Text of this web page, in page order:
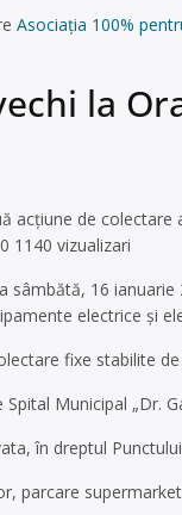
Asociația 100%
la
acțiune de colectare
1140 vizualizari
sâmbătă, 16 ianuarie
electrice şi
fixe stabilite
Municipal „Dr.
în dreptul
parcare